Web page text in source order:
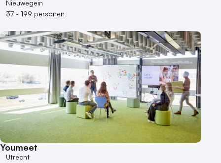
Nieuwegein
37 - 199 personen
Youmeet
Utrecht